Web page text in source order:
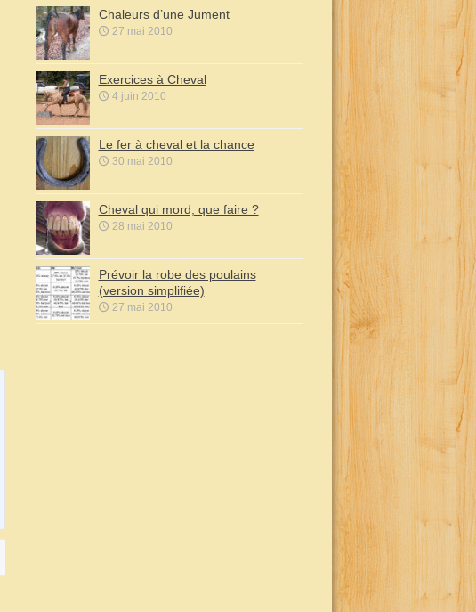
Chaleurs d’une Jument
27 mai 2010
Exercices à Cheval
4 juin 2010
Le fer à cheval et la chance
30 mai 2010
Cheval qui mord, que faire ?
28 mai 2010
Prévoir la robe des poulains
(version simplifiée)
27 mai 2010